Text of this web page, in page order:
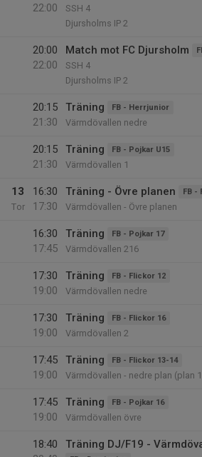
22:00
SSH 4
Djursholms IP 2
20:00
22:00
Match mot FC Djursholm
SSH 4
Djursholms IP 2
20:15
21:30
Träning FB - Herrjunior
Värmdövallen nedre
20:15
21:30
Träning FB - Pojkar U15
Värmdövallen 1
13
Tor
16:30
17:30
Träning - Övre planen FB -
Värmdövallen - Övre planen
16:30
17:45
Träning FB - Pojkar 17
Värmdövallen 216
17:30
19:00
Träning FB - Flickor 12
Värmdövallen nedre
17:30
19:00
Träning FB - Flickor 16
Värmdövallen 2
17:45
19:00
Träning FB - Flickor 13-14
Värmdövallen - nedre plan (plan
17:45
19:00
Träning FB - Pojkar 16
Värmdövallen övre
18:40
Träning DJ/F19 -